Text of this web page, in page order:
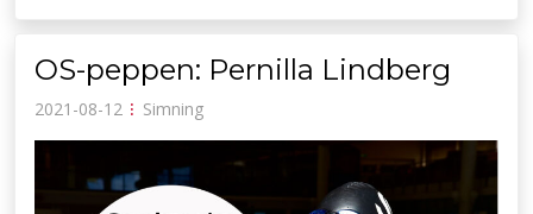
OS-peppen: Pernilla Lindberg
2021-08-12 ⁝ Simning